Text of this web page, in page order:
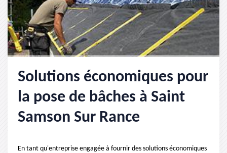
Solutions économiques pour
la pose de bâches à Saint
Samson Sur Rance
En tant qu'entreprise engagée à fournir des solutions économiques